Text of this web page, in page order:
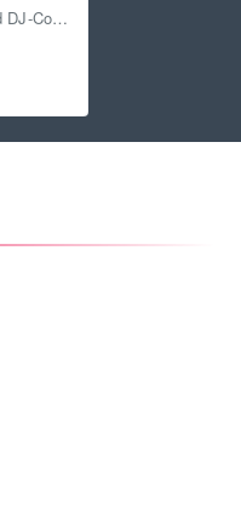
MAGMA FLXGuard DJ-Controller Trolley